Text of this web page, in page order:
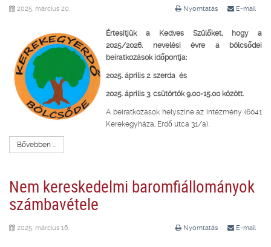
Nyomtatás E-mail
2025. március 20.
Értesítjük a Kedves Szülőket, hogy a
2025/2026. nevelési évre a bölcsődei
beiratkozások időpontja:
2025. április 2. szerda és
2025. április 3. csütörtök 9.00-15.00 között.
A beiratkozások helyszíne az intézmény (6041
Kerekegyháza, Erdő utca 31/a).
Bővebben ...
Nem kereskedelmi baromfiállományok
számbavétele
Nyomtatás E-mail
2025. március 16.